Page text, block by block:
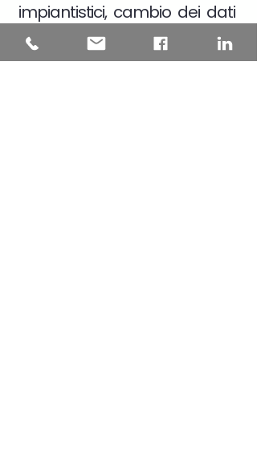
impiantistici, cambio dei dati
catastali)